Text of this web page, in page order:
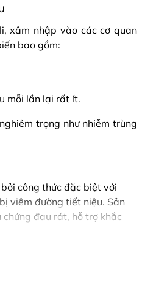
xâm nhập vào các cơ quan
bao gồm:
mỗi lần lại rất ít.
trọng như nhiễm trùng
công thức đặc biệt với
viêm đường tiết niệu. Sản
đau rát, hỗ trợ khắc
lý.
bằng độ pH, giảm nhanh